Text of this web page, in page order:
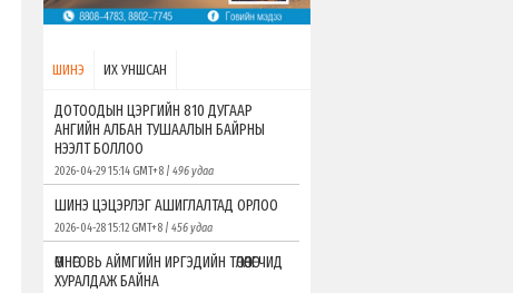
ШИНЭ ИХ УНШСАН
ДОТООДЫН ЦЭРГИЙН 810 ДУГААР
АНГИЙН АЛБАН ТУШААЛЫН БАЙРНЫ
НЭЭЛТ БОЛЛОО
2026-04-29 15:14 GMT+8 | 496 удаа
ШИНЭ ЦЭЦЭРЛЭГ АШИГЛАЛТАД ОРЛОО
2026-04-28 15:12 GMT+8 | 456 удаа
ӨМНӨГОВЬ АЙМГИЙН ИРГЭДИЙН ТӨЛӨӨЛӨГЧИД
ХУРАЛДАЖ БАЙНА